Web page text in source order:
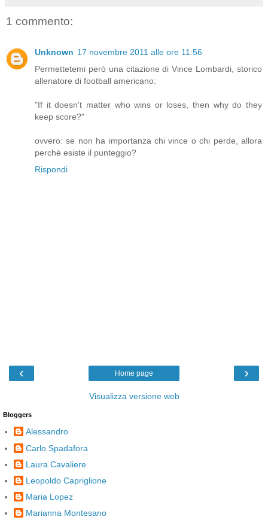
1 commento:
Unknown 17 novembre 2011 alle ore 11:56
Permettetemi però una citazione di Vince Lombardi, storico
allenatore di football americano:
"If it doesn't matter who wins or loses, then why do they
keep score?"
ovvero: se non ha importanza chi vince o chi perde, allora
perchè esiste il punteggio?
Rispondi
‹ ›
Home page
Visualizza versione web
Bloggers
Alessandro
Carlo Spadafora
Laura Cavaliere
Leopoldo Capriglione
Maria Lopez
Marianna Montesano